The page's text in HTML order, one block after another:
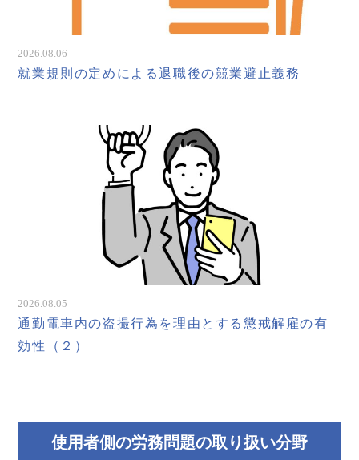
2026.08.06
就業規則の定めによる退職後の競業避止義務
2026.08.05
通勤電車内の盗撮行為を理由とする懲戒解雇の有
効性（２）
使用者側の労務問題の取り扱い分野